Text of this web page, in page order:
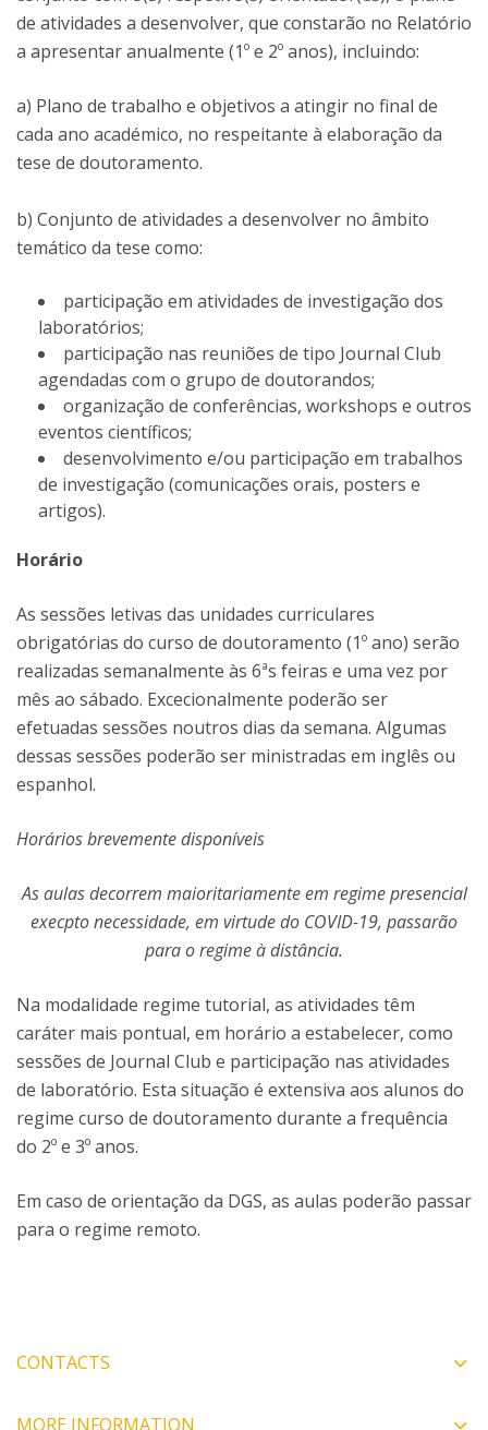
de atividades a desenvolver, que constarão no Relatório
a apresentar anualmente (1º e 2º anos), incluindo:
a) Plano de trabalho e objetivos a atingir no final de
cada ano académico, no respeitante à elaboração da
tese de doutoramento.
b) Conjunto de atividades a desenvolver no âmbito
temático da tese como:
participação em atividades de investigação dos
laboratórios;
participação nas reuniões de tipo Journal Club
agendadas com o grupo de doutorandos;
organização de conferências, workshops e outros
eventos científicos;
desenvolvimento e/ou participação em trabalhos
de investigação (comunicações orais, posters e
artigos).
Horário
As sessões letivas das unidades curriculares
obrigatórias do curso de doutoramento (1º ano) serão
realizadas semanalmente às 6ªs feiras e uma vez por
mês ao sábado. Excecionalmente poderão ser
efetuadas sessões noutros dias da semana. Algumas
dessas sessões poderão ser ministradas em inglês ou
espanhol.
Horários brevemente disponíveis
As aulas decorrem maioritariamente em regime presencial
execpto necessidade, em virtude do COVID-19, passarão
para o regime à distância.
Na modalidade regime tutorial, as atividades têm
caráter mais pontual, em horário a estabelecer, como
sessões de Journal Club e participação nas atividades
de laboratório. Esta situação é extensiva aos alunos do
regime curso de doutoramento durante a frequência
do 2º e 3º anos.
Em caso de orientação da DGS, as aulas poderão passar
para o regime remoto.
CONTACTS
MORE INFORMATION